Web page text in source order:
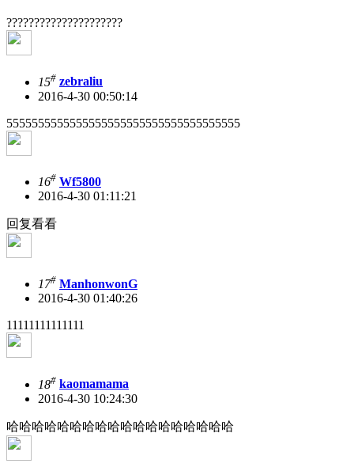
?????????????????????
15# zebraliu
2016-4-30 00:50:14
5555555555555555555555555555555555555
16# Wf5800
2016-4-30 01:11:21
回复看看
17# ManhonwonG
2016-4-30 01:40:26
11111111111111
18# kaomamama
2016-4-30 10:24:30
哈哈哈哈哈哈哈哈哈哈哈哈哈哈哈哈哈哈